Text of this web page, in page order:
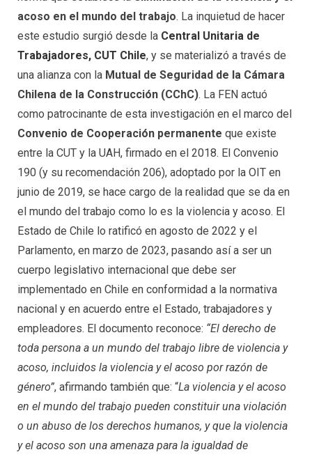
acoso en el mundo del trabajo. La inquietud de hacer
este estudio surgió desde la Central Unitaria de
Trabajadores, CUT Chile, y se materializó a través de
una alianza con la Mutual de Seguridad de la Cámara
Chilena de la Construcción (CChC). La FEN actuó
como patrocinante de esta investigación en el marco del
Convenio de Cooperación permanente que existe
entre la CUT y la UAH, firmado en el 2018. El Convenio
190 (y su recomendación 206), adoptado por la OIT en
junio de 2019, se hace cargo de la realidad que se da en
el mundo del trabajo como lo es la violencia y acoso. El
Estado de Chile lo ratificó en agosto de 2022 y el
Parlamento, en marzo de 2023, pasando así a ser un
cuerpo legislativo internacional que debe ser
implementado en Chile en conformidad a la normativa
nacional y en acuerdo entre el Estado, trabajadores y
empleadores. El documento reconoce: “El derecho de
toda persona a un mundo del trabajo libre de violencia y
acoso, incluidos la violencia y el acoso por razón de
género”, afirmando también que: “La violencia y el acoso
en el mundo del trabajo pueden constituir una violación
o un abuso de los derechos humanos, y que la violencia
y el acoso son una amenaza para la igualdad de